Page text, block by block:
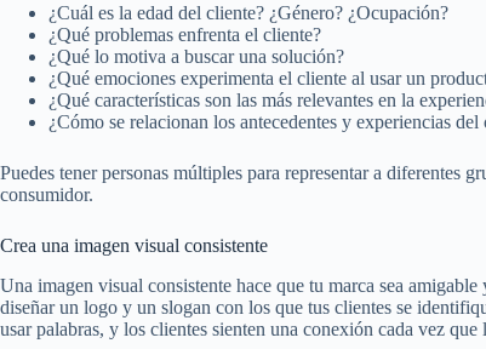
¿Cuál es la edad del cliente? ¿Género? ¿Ocupación?
¿Qué problemas enfrenta el cliente?
¿Qué lo motiva a buscar una solución?
¿Qué emociones experimenta el cliente al usar un
¿Qué características son las más relevantes en la
¿Cómo se relacionan los antecedentes y experiencias
Puedes tener personas múltiples para representar a diferentes
consumidor.
Crea una imagen visual consistente
Una imagen visual consistente hace que tu marca sea
diseñar un logo y un slogan con los que tus clientes se
usar palabras, y los clientes sienten una conexión cada vez que